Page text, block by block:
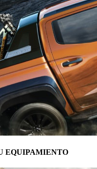
EQUIPAMIENTO